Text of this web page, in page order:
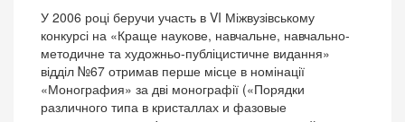
У 2006 році беручи участь в VI Міжвузівському
конкурсі на «Краще наукове, навчальне, навчально-
методичне та художньо-публіцистичне видання»
відділ №67 отримав перше місце в номінації
«Монография» за дві монографії («Порядки
различного типа в кристаллах и фазовые